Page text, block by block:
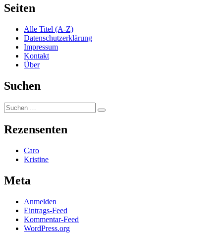
Seiten
Alle Titel (A-Z)
Datenschutzerklärung
Impressum
Kontakt
Über
Suchen
Suchen
nach:
Suchen
Rezensenten
Caro
Kristine
Meta
Anmelden
Eintrags-Feed
Kommentar-Feed
WordPress.org